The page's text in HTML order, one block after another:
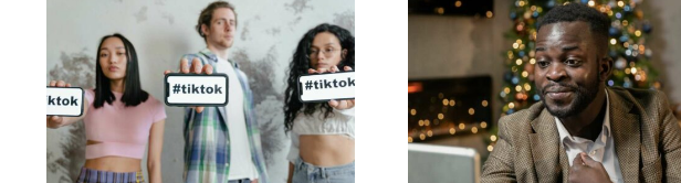
Die besten Video-
Editing-Apps für
TikTok-Meisterwerke
Wie man Follower auf
LinkedIn ausblendet,
um die Privatsphäre
zu wahren